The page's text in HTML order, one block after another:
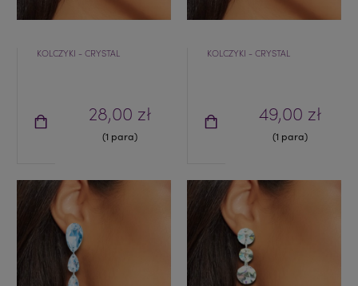
KOLCZYKI - CRYSTAL
28,00 zł
(1 para)
KOLCZYKI - CRYSTAL
49,00 zł
(1 para)